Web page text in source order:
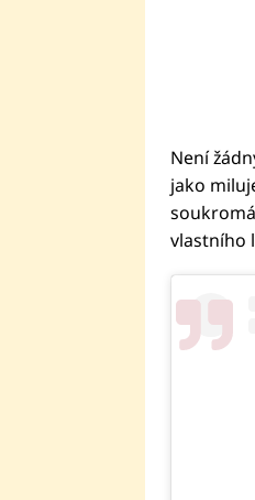
Není
jako
vlastního